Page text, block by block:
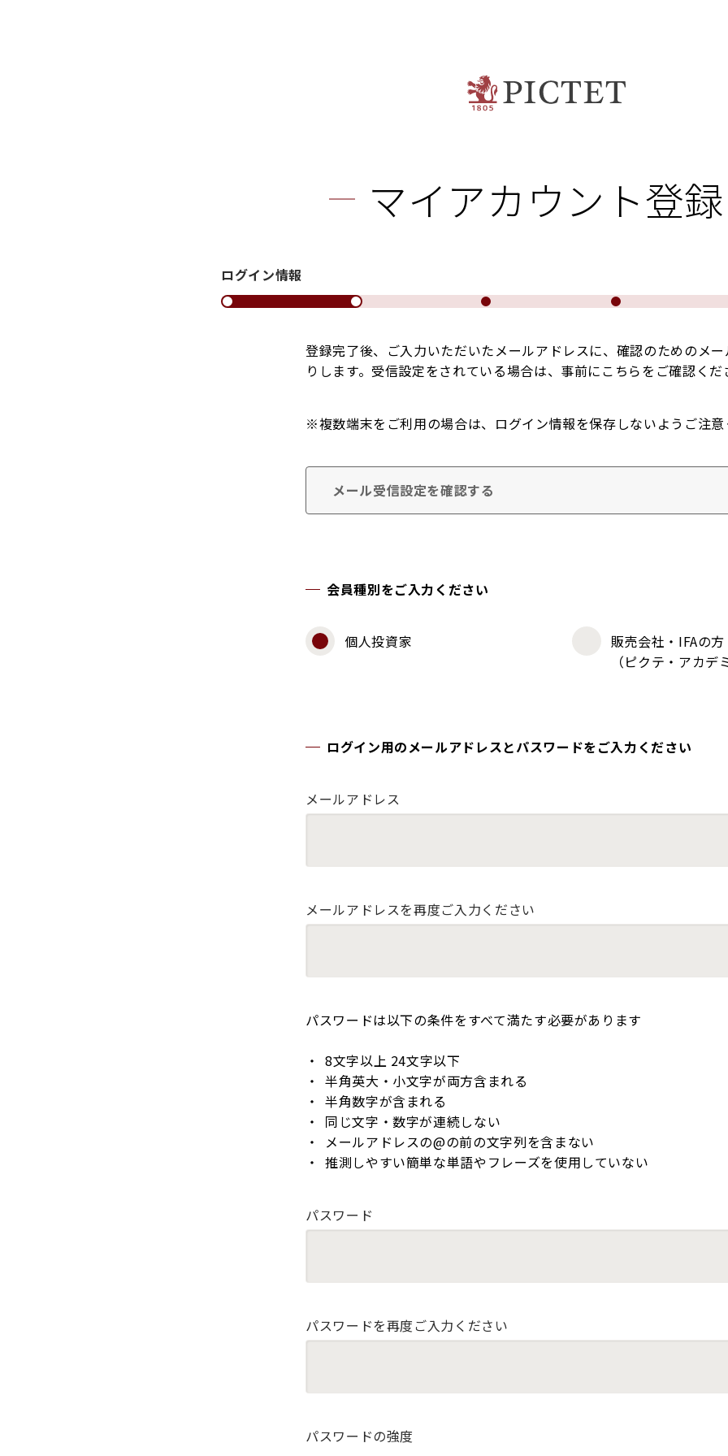
マイアカウント登録
ログイン情報
登録完了後、ご入力いただいたメールアドレスに、確認のためのメ
りします。受信設定をされている場合は、事前にこちらをご確認くだ
※複数端末をご利用の場合は、ログイン情報を保存しないようご注意
メール受信設定を確認する
会員種別をご入力ください
個人投資家
販売会社・IFAの方
（ピクテ・アカデ
ログイン用のメールアドレスとパスワードをご入力ください
メールアドレス
メールアドレスを再度ご入力ください
パスワードは以下の条件をすべて満たす必要があります
8文字以上 24文字以下
半角英大・小文字が両方含まれる
半角数字が含まれる
同じ文字・数字が連続しない
メールアドレスの@の前の文字列を含まない
推測しやすい簡単な単語やフレーズを使用していない
パスワード
パスワードを再度ご入力ください
パスワードの強度